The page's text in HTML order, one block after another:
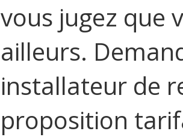
vous jugez que
ailleurs.
installateur de
proposition